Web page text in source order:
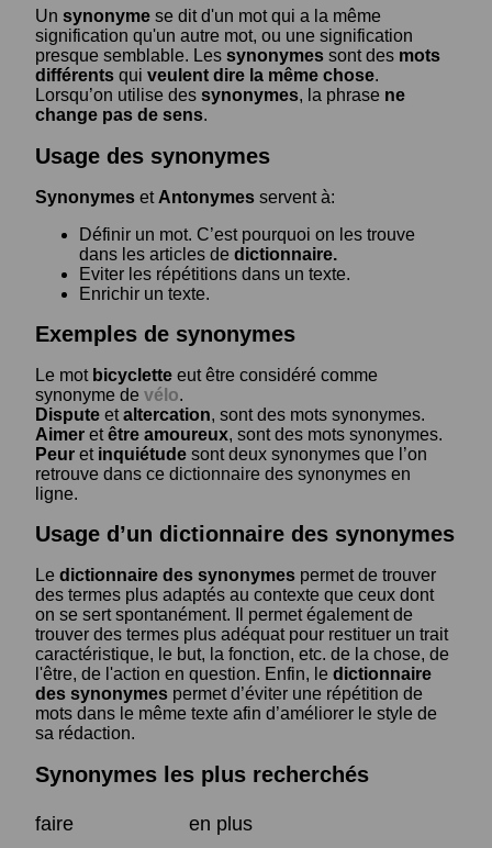
Un synonyme se dit d'un mot qui a la même
signification qu'un autre mot, ou une signification
presque semblable. Les synonymes sont des mots
différents qui veulent dire la même chose.
Lorsqu’on utilise des synonymes, la phrase ne
change pas de sens.
Usage des synonymes
Synonymes et Antonymes servent à:
Définir un mot. C’est pourquoi on les trouve
dans les articles de dictionnaire.
Eviter les répétitions dans un texte.
Enrichir un texte.
Exemples de synonymes
Le mot bicyclette eut être considéré comme
synonyme de vélo.
Dispute etaltercation, sont des mots synonymes.
Aimer etêtre amoureux, sont des mots synonymes.
Peur et inquiétude sont deux synonymes que l’on
retrouve dans ce dictionnaire des synonymes en
ligne.
Usage d’un dictionnaire des synonymes
Le dictionnaire des synonymes permet de trouver
des termes plus adaptés au contexte que ceux dont
on se sert spontanément. Il permet également de
trouver des termes plus adéquat pour restituer un trait
caractéristique, le but, la fonction, etc. de la chose, de
l'être, de l'action en question. Enfin, le dictionnaire
des synonymes permet d’éviter une répétition de
mots dans le même texte afin d’améliorer le style de
sa rédaction.
Synonymes les plus recherchés
faire
en plus